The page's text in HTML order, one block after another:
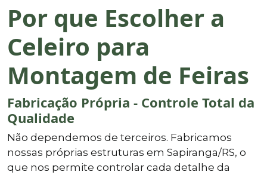
Por que Escolher a
Celeiro para
Montagem de Feiras
Fabricação Própria - Controle Total da
Qualidade
Não dependemos de terceiros. Fabricamos
nossas próprias estruturas em Sapiranga/RS, o
que nos permite controlar cada detalhe da